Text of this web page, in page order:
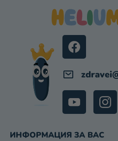
Л
Н
И
М
Е
Н
Т
И
zdravei
ИНФОРМАЦИЯ ЗА ВАС